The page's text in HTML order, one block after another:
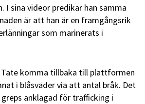
I sina videor predikar han samma
är att han är en framgångsrik
som marinerats i
komma tillbaka till plattformen
i blåsväder via att antal bråk. Det
anklagad för trafficking i